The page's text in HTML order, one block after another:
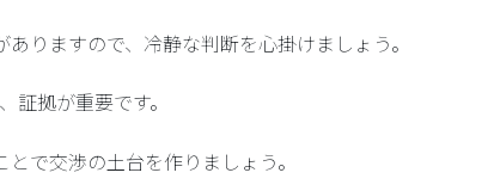
りますので、冷静な判断を心掛けましょう。
証拠が重要です。
で交渉の土台を作りましょう。